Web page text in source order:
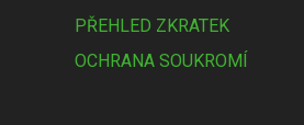
PŘEHLED ZKRATEK
OCHRANA SOUKROMÍ